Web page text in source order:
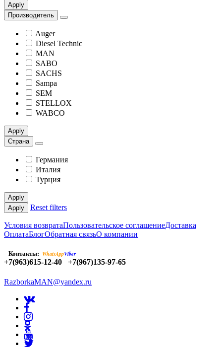
Apply
Производитель
Auger
Diesel Technic
MAN
SABO
SACHS
Sampa
SEM
STELLOX
WABCO
Apply
Страна
Германия
Италия
Турция
Apply
Apply
Reset filters
Условия возвратаПользовательское соглашениеДоставка
ОплатаБлогОбратная связьО компании
Контакты: WhatsAppViber
+7(963)615-12-40 +7(967)135-97-65
RazborkaMAN@yandex.ru